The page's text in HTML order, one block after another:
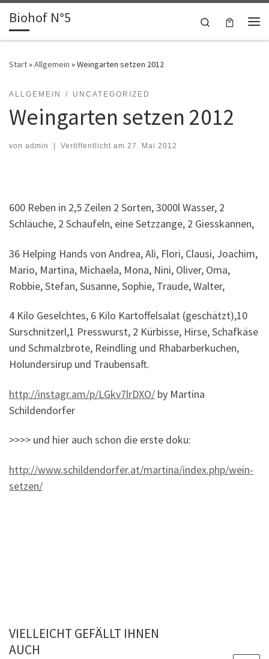
Zum Inhalt springen
Biohof N°5
Search
Start»Allgemein »Weingarten setzen 2012
ALLGEMEIN UNCATEGORIZED
Weingarten setzen 2012
von admin | Veröffentlicht am 27. Mai 2012
600 Reben in 2,5 Zeilen 2 Sorten, 3000l Wasser, 2
Schläuche, 2 Schaufeln, eine Setzzange, 2 Giesskannen,
36 Helping Hands von Andrea, Ali, Flori, Clausi, Joachim,
Mario, Martina, Michaela, Mona, Nini, Oliver, Oma,
Robbie, Stefan, Susanne, Sophie, Traude, Walter,
4 Kilo Geselchtes, 6 Kilo Kartoffelsalat (geschätzt),10
Surschnitzerl,1 Presswurst, 2 Kürbisse, Hirse, Schafkäse
und Schmalzbrote, Reindling und Rhabarberkuchen,
Holundersirup und Traubensaft.
http://instagr.am/p/LGkv7lrDXO/ by Martina
Schildendorfer
>>>> und hier auch schon die erste doku:
http://www.schildendorfer.at/martina/index.php/wein-
setzen/
VIELLEICHT GEFÄLLT IHNEN
AUCH